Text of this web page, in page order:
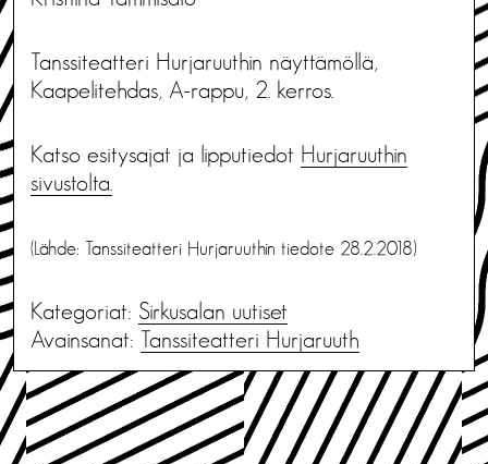
Tanssiteatteri Hurjaruuthin näyttämöllä,
Kaapelitehdas, A-rappu, 2. kerros.
Katso esitysajat ja lipputiedot Hurjaruuthin
sivustolta.
(Lähde: Tanssiteatteri Hurjaruuthin tiedote 28.2.2018)
Kategoriat: Sirkusalan uutiset
Avainsanat: Tanssiteatteri Hurjaruuth